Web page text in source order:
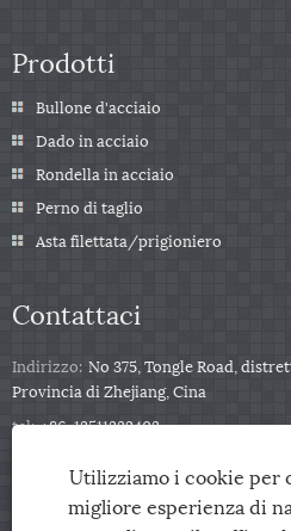
Prodotti
Bullone d'acciaio
Dado in acciaio
Rondella in acciaio
Perno di taglio
Asta filettata/prigioniero
Contattaci
Indirizzo: No 375, Tongle Road,
Provincia di Zhejiang, Cina
tel: +86-13511332403
sales@qbfastener.cn
Utilizziamo i cookie per
migliore esperienza di